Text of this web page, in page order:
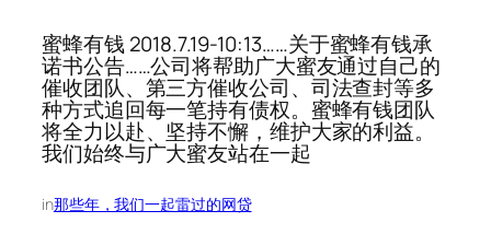
蜜蜂有钱 2018.7.19-10:13……关于蜜蜂有钱承
诺书公告……公司将帮助广大蜜友通过自己的
催收团队、第三方催收公司、司法查封等多
种方式追回每一笔持有债权。蜜蜂有钱团队
将全力以赴、坚持不懈，维护大家的利益。
我们始终与广大蜜友站在一起
in那些年，我们一起雷过的网贷